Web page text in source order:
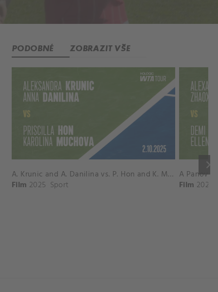
PODOBNÉ ZOBRAZIT VŠE
keyboard_arrow_right
A. Krunic and A. Danilina vs. P. Hon and K. Muchova Match Highlights - BEIJING_Capital Group Diamond ( October 02, 2025)
Film 2025 Sport Film 2026